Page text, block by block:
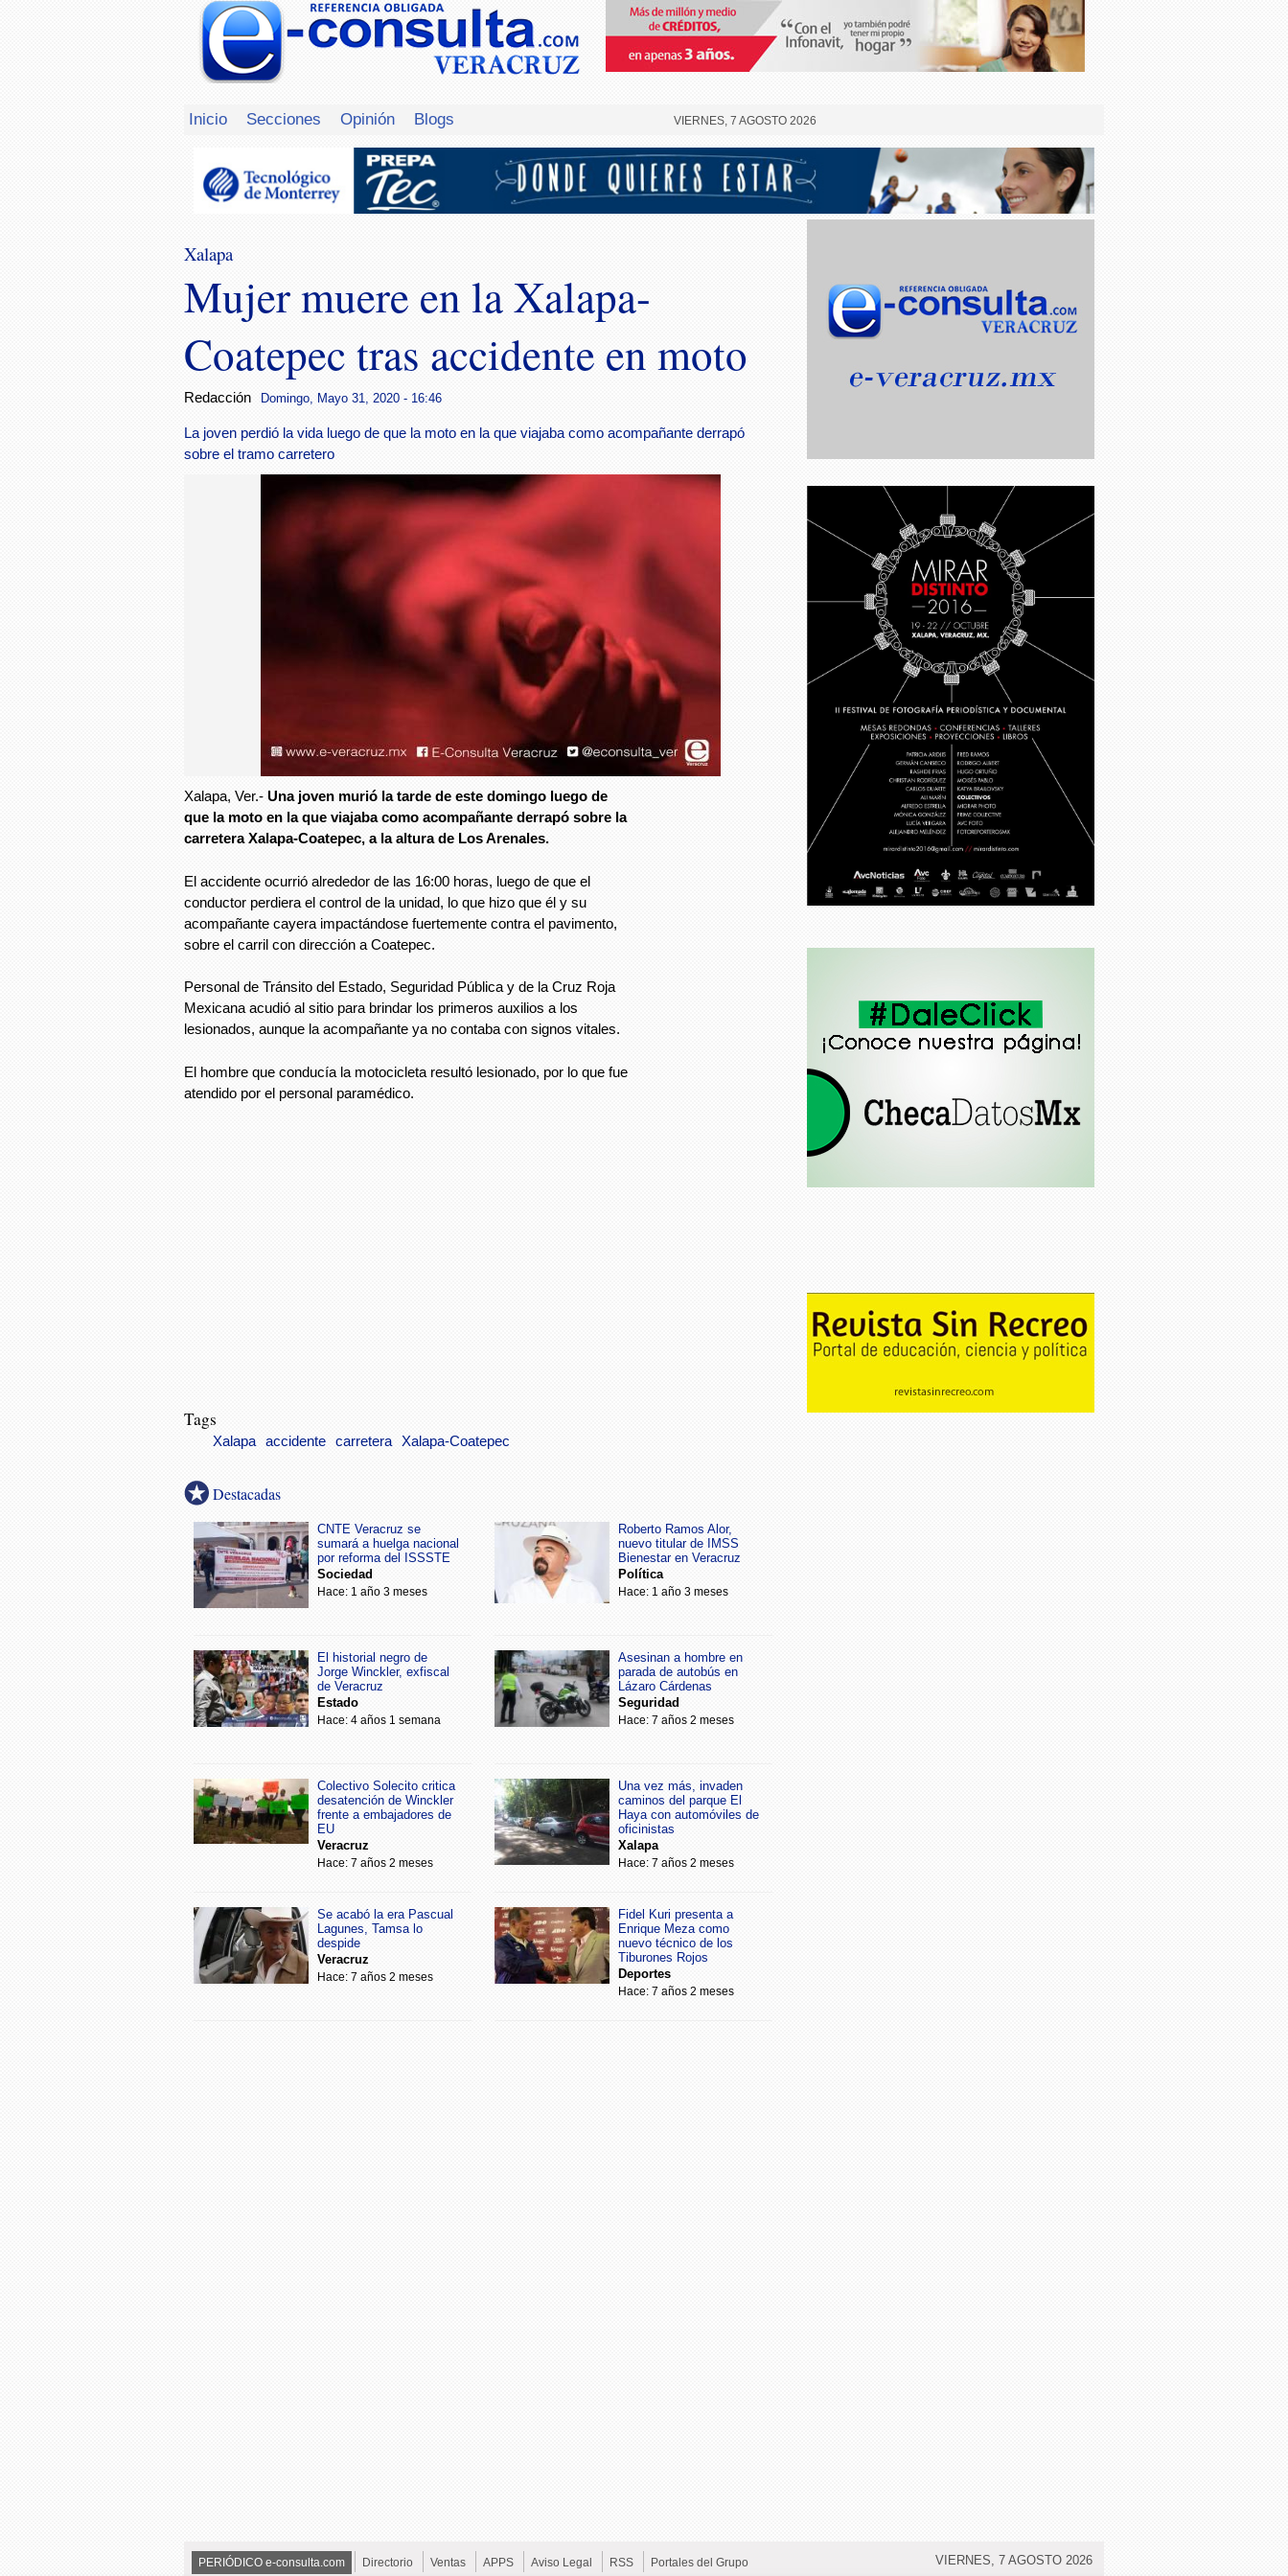
Inicio Secciones Opinión Blogs VIERNES, 7 AGOSTO 2026
Xalapa
Mujer muere en la Xalapa-
Coatepec tras accidente en moto
Redacción Domingo, Mayo 31, 2020 - 16:46
La joven perdió la vida luego de que la moto en la que viajaba como acompañante derrapó
sobre el tramo carretero
Xalapa, Ver.- Una joven murió la tarde de este domingo luego de
que la moto en la que viajaba como acompañante derrapó sobre la
carretera Xalapa-Coatepec, a la altura de Los Arenales.
El accidente ocurrió alrededor de las 16:00 horas, luego de que el
conductor perdiera el control de la unidad, lo que hizo que él y su
acompañante cayera impactándose fuertemente contra el pavimento,
sobre el carril con dirección a Coatepec.
Personal de Tránsito del Estado, Seguridad Pública y de la Cruz Roja
Mexicana acudió al sitio para brindar los primeros auxilios a los
lesionados, aunque la acompañante ya no contaba con signos vitales.
El hombre que conducía la motocicleta resultó lesionado, por lo que fue
atendido por el personal paramédico.
Tags
Xalapa accidente carretera Xalapa-Coatepec
Destacadas
CNTE Veracruz se
sumará a huelga nacional
por reforma del ISSSTE
Sociedad
Hace: 1 año 3 meses
Roberto Ramos Alor,
nuevo titular de IMSS
Bienestar en Veracruz
Política
Hace: 1 año 3 meses
El historial negro de
Jorge Winckler, exfiscal
de Veracruz
Estado
Hace: 4 años 1 semana
Asesinan a hombre en
parada de autobús en
Lázaro Cárdenas
Seguridad
Hace: 7 años 2 meses
Colectivo Solecito critica
desatención de Winckler
frente a embajadores de
EU
Veracruz
Hace: 7 años 2 meses
Una vez más, invaden
caminos del parque El
Haya con automóviles de
oficinistas
Xalapa
Hace: 7 años 2 meses
Se acabó la era Pascual
Lagunes, Tamsa lo
despide
Veracruz
Hace: 7 años 2 meses
Fidel Kuri presenta a
Enrique Meza como
nuevo técnico de los
Tiburones Rojos
Deportes
Hace: 7 años 2 meses
PERIÓDICO e-consulta.com Directorio Ventas APPS Aviso Legal RSS Portales del Grupo VIERNES, 7 AGOSTO 2026